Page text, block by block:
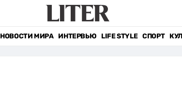
НОВОСТИ МИРА ИНТЕРВЬЮ LIFE STYLE СПОРТ